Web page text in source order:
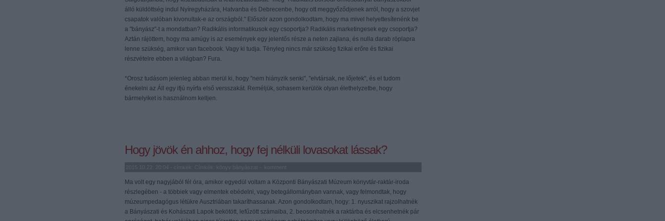
álló küldöttség indul Nyíregyházára, Hatvanba és Debrecenbe, hogy ott meggyőződjenek arról, hogy a szovjet
csapatok valóban kivonultak-e az országból." Először azon gondolkodtam, hogy ma mivel helyettesítenénk be
a "bányász"-t a mondatban? Radikális informatikusok egy csoportja? Radikális marketingesek egy csoportja?
Aztán rájöttem, hogy ma amúgy is az események egy jelentős része a neten zajlana, és nulla darab röplapra
lenne szükség, amikor van facebook. Vagy ki tudja. Tényleg nincs már szükség fizikai erőre és fizikai
részvételre ebben a világban? Fura.
*Orosz tudásom jelenleg abban merül ki, hogy "nem hiányzik senki", "elvtársak, ne lőjetek", és el tudom
énekelni az Áll egy ifjú nyírfa első versszakát. Reméljük, sohasem kerülök olyan élethelyzetbe, hogy
bármelyiket is használnom kelljen.
Hogy jövök én ahhoz, hogy fej nélküli lovasokat lássak?
2015.10.22. 20:04 - címkék: Címkék:
Ma volt egy nagyjából fél óra, amikor egyedül voltam a Központi Bányászati Múzeum könyvtár-raktár-iroda
részlegében - a többiek vagy elmentek ebédelni, vagy betegállományban vannak, vagy felmondtak, hogy
múzeumpedagógus létükre Ausztriában takaríthassanak. Azon gondolkodtam, hogy: 1. nyuszikat rajzolhatnék
a Bányászati és Kohászati Lapok bekötött, lefűzött számaiba, 2. beosonhatnék a raktárba és elcsenhetnék pár